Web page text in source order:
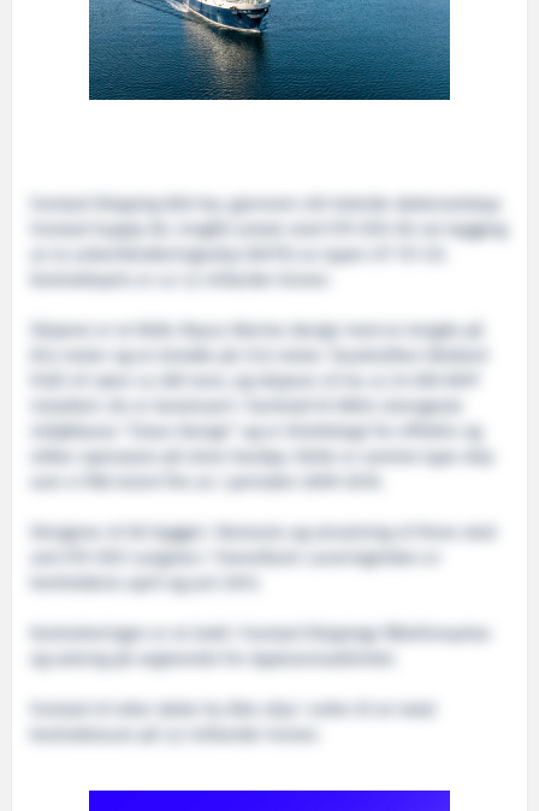
Farstad Shipping ASA har, gjennom sitt heleide datterselskap
Farstad Supply AS, inngått avtale med STX OSV AS om bygging
av to ankerhåndteringsskip (AHTS) av typen UT 731 CD.
Skipene er et Rolls-Royce Marine design med en lengde på
87,4 meter og en bredde på 21,0 meter. Tauekraften (Bollard
Pull) vil være ca 260 tonn, og skipene vil ha ca 24 000 BHP
installert. De er konstruert i henhold til DNVs strengeste
miljøklasse "Clean Design" og er tilrettelagt for effektiv og
sikker operasjon på store havdyp. Dette er samme type skip
som vi fikk levert fire av i perioden 2009-2010.
Skrogene vil bli bygget i Romania og utrustning vil finne sted
ved STX OSV Langsten i Tomrefjord. Leveringstiden er
Kontraheringen er et ledd i Farstad Shippings flåtefornyelse
og satsing på segmentet for dyptvannsaktivitet.
Farstad vil etter dette ha åtte skip i ordre til en total